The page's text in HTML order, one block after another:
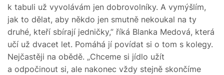
k tabuli už vyvolávám jen dobrovolníky. A vymýšlím,
jak to dělat, aby někdo jen smutně nekoukal na ty
druhé, kteří sbírají jedničky,” říká Blanka Medová, která
učí už dvacet let. Pomáhá jí povídat si o tom s kolegy.
Nejčastěji na obědě. „Chceme si jídlo užít
a odpočinout si, ale nakonec vždy stejně skončíme